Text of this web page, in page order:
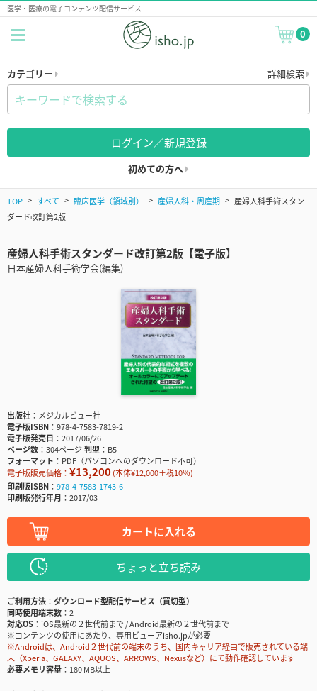
医学・医療の電子コンテンツ配信サービス
0
カテゴリー 詳細検索
ログイン／新規登録
初めての方へ
TOP すべて 臨床医学（領域別） 産婦人科・周産期
産婦人科手術スタン
ダード改訂第2版
産婦人科手術スタンダード改訂第2版【電子版】
日本産婦人科手術学会(編集)
出版社
メジカルビュー社
電子版ISBN
978-4-7583-7819-2
電子版発売日
2017/06/26
ページ数
304ページ判型
B5
フォーマット
PDF（パソコンへのダウンロード不可）
電子版販売価格： ¥13,200(本体¥12,000＋税10％)
印刷版ISBN
978-4-7583-1743-6
印刷版発行年月
2017/03
カートに入れる
ちょっと立ち読み
ご利用方法
ダウンロード型配信サービス（買切型）
同時使用端末数
2
対応OS
iOS最新の２世代前まで / Android最新の２世代前まで
※コンテンツの使用にあたり、専用ビューアisho.jpが必要
※Androidは、Android２世代前の端末のうち、国内キャリア経由で販売されている端
末（Xperia、GALAXY、AQUOS、ARROWS、Nexusなど）にて動作確認しています
必要メモリ容量
180 MB以上